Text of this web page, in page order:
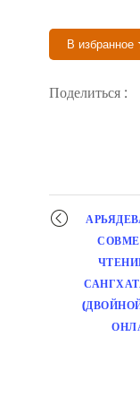
В избранное
Поделиться :